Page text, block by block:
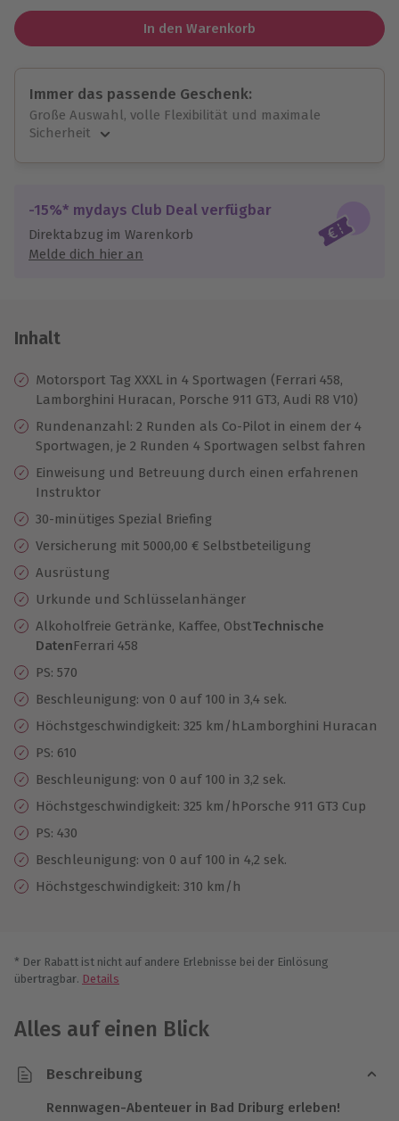
In den Warenkorb
Immer das passende Geschenk:
Große Auswahl, volle Flexibilität und maximale
Sicherheit
Jeder Gutschein für alle Erlebnisse einlösbar.
Maximale Sicherheit
10 Jahre gültig & verlängerbar.
-15%* mydays Club Deal verfügbar
Direktabzug im Warenkorb
Melde dich hier an
Inhalt
Motorsport Tag XXXL in 4 Sportwagen (Ferrari 458,
Lamborghini Huracan, Porsche 911 GT3, Audi R8 V10)
Rundenanzahl: 2 Runden als Co-Pilot in einem der 4
Sportwagen, je 2 Runden 4 Sportwagen selbst fahren
Einweisung und Betreuung durch einen erfahrenen
Instruktor
30-minütiges Spezial Briefing
Versicherung mit 5000,00 € Selbstbeteiligung
Ausrüstung
Urkunde und Schlüsselanhänger
Alkoholfreie Getränke, Kaffee, ObstTechnische
DatenFerrari 458
PS: 570
Beschleunigung: von 0 auf 100 in 3,4 sek.
Höchstgeschwindigkeit: 325 km/hLamborghini Huracan
PS: 610
Beschleunigung: von 0 auf 100 in 3,2 sek.
Höchstgeschwindigkeit: 325 km/hPorsche 911 GT3 Cup
PS: 430
Beschleunigung: von 0 auf 100 in 4,2 sek.
Höchstgeschwindigkeit: 310 km/h
* Der Rabatt ist nicht auf andere Erlebnisse bei der Einlösung
übertragbar. Details
Alles auf einen Blick
Beschreibung
Rennwagen-Abenteuer in Bad Driburg erleben!